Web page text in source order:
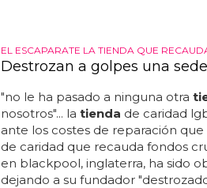
EL ESCAPARATE LA TIENDA QUE
Destrozan a golpes una
"no le ha pasado a ninguna otra
nosotros"... la tienda de caridad
ante los costes de reparación que
de caridad que recauda fondos
en blackpool, inglaterra, ha sido
dejando a su fundador